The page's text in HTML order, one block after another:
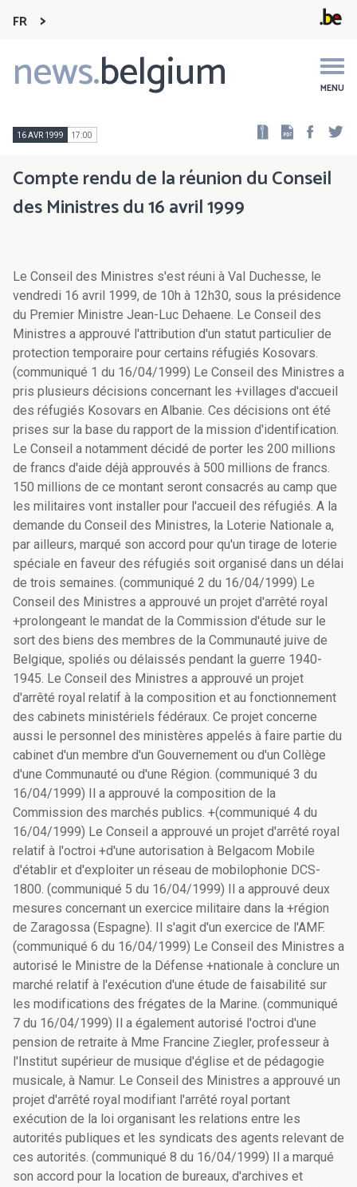
FR
news.belgium MENU
Main
navigation
16 AVR 1999 17:00
Compte rendu de la réunion du Conseil
des Ministres du 16 avril 1999
Le Conseil des Ministres s'est réuni à Val Duchesse, le
vendredi 16 avril 1999, de 10h à 12h30, sous la présidence
du Premier Ministre Jean-Luc Dehaene. Le Conseil des
Ministres a approuvé l'attribution d'un statut particulier de
protection temporaire pour certains réfugiés Kosovars.
(communiqué 1 du 16/04/1999) Le Conseil des Ministres a
pris plusieurs décisions concernant les +villages d'accueil
des réfugiés Kosovars en Albanie. Ces décisions ont été
prises sur la base du rapport de la mission d'identification.
Le Conseil a notamment décidé de porter les 200 millions
de francs d'aide déjà approuvés à 500 millions de francs.
150 millions de ce montant seront consacrés au camp que
les militaires vont installer pour l'accueil des réfugiés. A la
demande du Conseil des Ministres, la Loterie Nationale a,
par ailleurs, marqué son accord pour qu'un tirage de loterie
spéciale en faveur des réfugiés soit organisé dans un délai
de trois semaines. (communiqué 2 du 16/04/1999) Le
Conseil des Ministres a approuvé un projet d'arrêté royal
+prolongeant le mandat de la Commission d'étude sur le
sort des biens des membres de la Communauté juive de
Belgique, spoliés ou délaissés pendant la guerre 1940-
1945. Le Conseil des Ministres a approuvé un projet
d'arrêté royal relatif à la composition et au fonctionnement
des cabinets ministériels fédéraux. Ce projet concerne
aussi le personnel des ministères appelés à faire partie du
cabinet d'un membre d'un Gouvernement ou d'un Collège
d'une Communauté ou d'une Région. (communiqué 3 du
16/04/1999) Il a approuvé la composition de la
Commission des marchés publics. +(communiqué 4 du
16/04/1999) Le Conseil a approuvé un projet d'arrêté royal
relatif à l'octroi +d'une autorisation à Belgacom Mobile
d'établir et d'exploiter un réseau de mobilophonie DCS-
1800. (communiqué 5 du 16/04/1999) Il a approuvé deux
mesures concernant un exercice militaire dans la +région
de Zaragossa (Espagne). Il s'agit d'un exercice de l'AMF.
(communiqué 6 du 16/04/1999) Le Conseil des Ministres a
autorisé le Ministre de la Défense +nationale à conclure un
marché relatif à l'exécution d'une étude de faisabilité sur
les modifications des frégates de la Marine. (communiqué
7 du 16/04/1999) Il a également autorisé l'octroi d'une
pension de retraite à Mme Francine Ziegler, professeur à
l'Institut supérieur de musique d'église et de pédagogie
musicale, à Namur. Le Conseil des Ministres a approuvé un
projet d'arrêté royal modifiant l'arrêté royal portant
exécution de la loi organisant les relations entre les
autorités publiques et les syndicats des agents relevant de
ces autorités. (communiqué 8 du 16/04/1999) Il a marqué
son accord pour la location de bureaux, d'archives et